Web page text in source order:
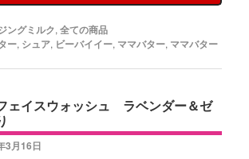
ングミルク,全ての商品
ー, シュア, ビーバイイー, ママバター, ママバター
イスウォッシュ ラベンダー＆ゼ
3月16日